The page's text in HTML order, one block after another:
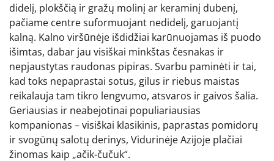
didelį, plokščią ir gražų molinį ar keraminį dubenį,
pačiame centre suformuojant nedidelį, garuojantį
kalną. Kalno viršūnėje išdidžiai karūnuojamas iš puodo
išimtas, dabar jau visiškai minkštas česnakas ir
nepjaustytas raudonas pipiras. Svarbu paminėti ir tai,
kad toks nepaprastai sotus, gilus ir riebus maistas
reikalauja tam tikro lengvumo, atsvaros ir gaivos šalia.
Geriausias ir neabejotinai populiariausias
kompanionas – visiškai klasikinis, paprastas pomidorų
ir svogūnų salotų derinys, Vidurinėje Azijoje plačiai
žinomas kaip „ačik-čučuk“.